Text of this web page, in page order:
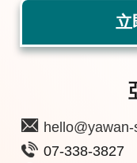
立
07-338-3827